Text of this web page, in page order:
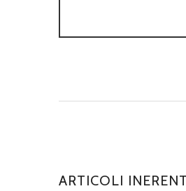
ARTICOLI